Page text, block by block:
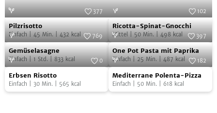
Pilzrisotto SevenCooks
377
Pilzrisotto
Einfach 45 Min. 432 kcal
Ricotta-
Spinat-
Gnocchi
Foto:
Eising Studio Food Photo &
Video
102
Ricotta-Spinat-Gnocchi
Mittel 50 Min. 498 kcal
Gemüselasagne SevenCooks
769
Gemüselasagne
Einfach 1 Std. 833 kcal
One
Pot
Pasta
mit
Paprika
Spaichinger
Nudelmacher/Spaichingen
397
One Pot Pasta mit Paprika
Einfach 25 Min. 487 kcal
Erbsen
Risotto
0
Erbsen Risotto
Einfach 30 Min. 565 kcal
Mediterrane
Polenta-
Pizza
SevenCooks
182
Mediterrane Polenta-Pizza
Einfach 50 Min. 618 kcal